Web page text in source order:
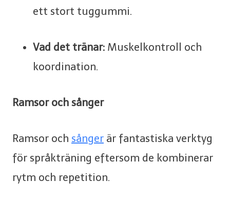
ett stort tuggummi.
Vad det tränar: Muskelkontroll och
koordination.
Ramsor och sånger
Ramsor och sånger är fantastiska verktyg
för språkträning eftersom de kombinerar
rytm och repetition.